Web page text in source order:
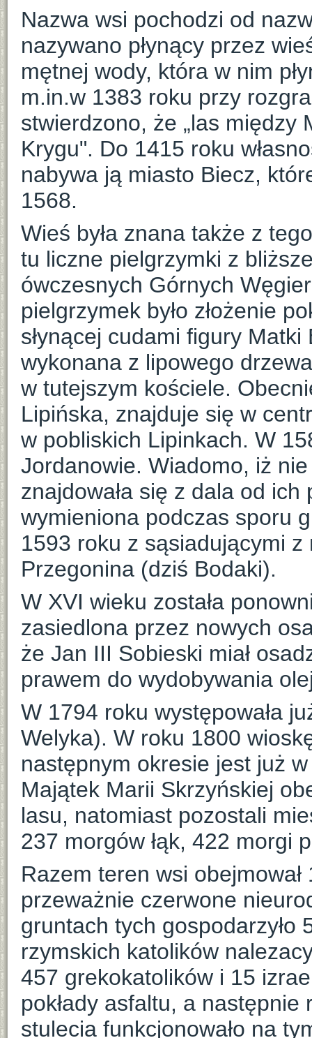
Nazwa wsi pochodzi od
nazywano płynący przez
mętnej wody, która w nim
m.in.w 1383 roku przy
stwierdzono, że „las między
Krygu". Do 1415 roku
nabywa ją miasto Biecz,
1568.
Wieś była znana także z
tu liczne pielgrzymki z
ówczesnych Górnych
pielgrzymek było złożenie
słynącej cudami figury
wykonana z lipowego
w tutejszym kościele.
Lipińska, znajduje się w
w pobliskich Lipinkach. W
Jordanowie. Wiadomo, iż
znajdowała się z dala od ich
wymieniona podczas sporu
1593 roku z sąsiadującymi
Przegonina (dziś Bodaki).
W XVI wieku została
zasiedlona przez nowych
że Jan III Sobieski miał
prawem do wydobywania
W 1794 roku występowała
Welyka). W roku 1800
następnym okresie jest już
Majątek Marii Skrzyńskiej
lasu, natomiast pozostali
237 morgów łąk, 422 morgi
Razem teren wsi
przeważnie czerwone
gruntach tych gospodarzyło
rzymskich katolików
457 grekokatolików i 15
pokłady asfaltu, a następnie
stulecia funkcjonowało na